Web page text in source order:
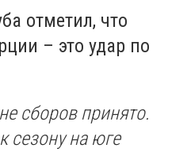
отметил, что
– это удар по
сборов принято.
сезону на юге